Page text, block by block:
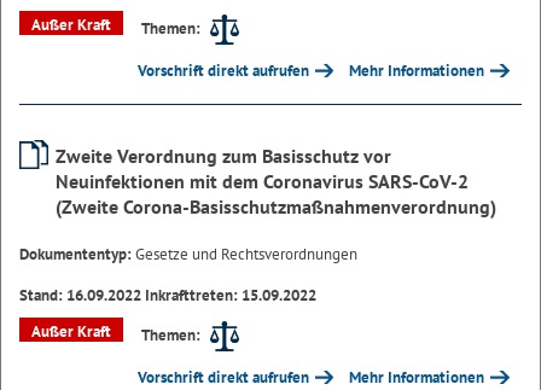
Außer Kraft
Themen:
Vorschrift direkt aufrufen Mehr Informationen
Zweite Verordnung zum Basisschutz vor
Neuinfektionen mit dem Coronavirus SARS-CoV-2
(Zweite Corona-Basisschutzmaßnahmenverordnung)
Dokumententyp:Gesetze und Rechtsverordnungen
Stand: 16.09.2022 Inkrafttreten: 15.09.2022
Außer Kraft
Themen:
Vorschrift direkt aufrufen Mehr Informationen